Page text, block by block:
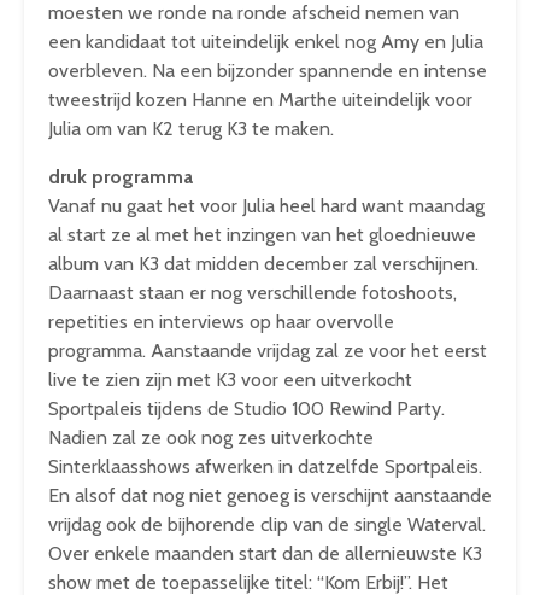
moesten we ronde na ronde afscheid nemen van
een kandidaat tot uiteindelijk enkel nog Amy en Julia
overbleven. Na een bijzonder spannende en intense
tweestrijd kozen Hanne en Marthe uiteindelijk voor
Julia om van K2 terug K3 te maken.
druk programma
Vanaf nu gaat het voor Julia heel hard want maandag
al start ze al met het inzingen van het gloednieuwe
album van K3 dat midden december zal verschijnen.
Daarnaast staan er nog verschillende fotoshoots,
repetities en interviews op haar overvolle
programma. Aanstaande vrijdag zal ze voor het eerst
live te zien zijn met K3 voor een uitverkocht
Sportpaleis tijdens de Studio 100 Rewind Party.
Nadien zal ze ook nog zes uitverkochte
Sinterklaasshows afwerken in datzelfde Sportpaleis.
En alsof dat nog niet genoeg is verschijnt aanstaande
vrijdag ook de bijhorende clip van de single Waterval.
Over enkele maanden start dan de allernieuwste K3
show met de toepasselijke titel: “Kom Erbij!”. Het